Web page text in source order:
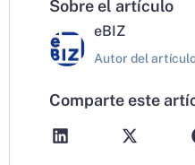
Sobre el artículo
eBIZ
Autor del
Comparte este